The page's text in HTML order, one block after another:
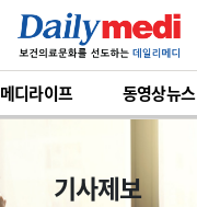
메디라이프 동영상뉴스
기사제보